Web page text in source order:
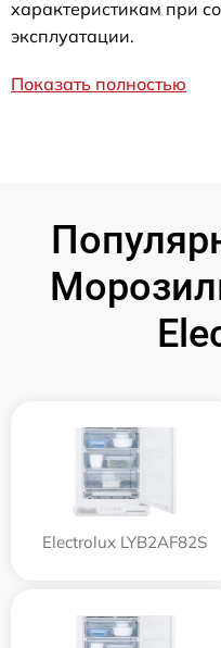
характеристикам при
эксплуатации.
Показать полностью
Electrolux LYB2AF82S